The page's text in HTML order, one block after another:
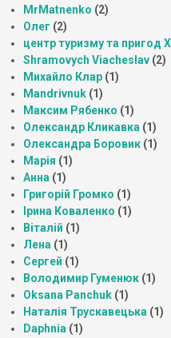
MrMatnenko (2)
Олег (2)
центр туризму та пригод
Shramovych Viacheslav (2)
Михайло Клар (1)
Mandrivnuk (1)
Максим Рябенко (1)
Олександр Кликавка (1)
Олександра Боровик (1)
Марія (1)
Анна (1)
Григорій Громко (1)
Ірина Коваленко (1)
Віталій (1)
Лена (1)
Сергей (1)
Володимир Гуменюк (1)
Oksana Panchuk (1)
Наталія Трускавецька (1)
Daphnia (1)